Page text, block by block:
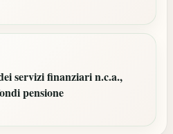
servizi finanziari n.c.a.,
pensione